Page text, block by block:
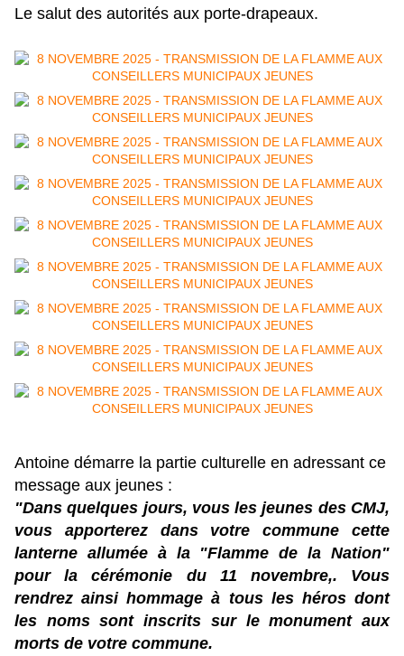
Le salut des autorités aux porte-drapeaux.
Antoine démarre la partie culturelle en adressant ce
message aux jeunes :
"Dans quelques jours, vous les jeunes des CMJ,
vous apporterez dans votre commune cette
lanterne allumée à la "Flamme de la Nation"
pour la cérémonie du 11 novembre,. Vous
rendrez ainsi hommage à tous les héros dont
les noms sont inscrits sur le monument aux
morts de votre commune.